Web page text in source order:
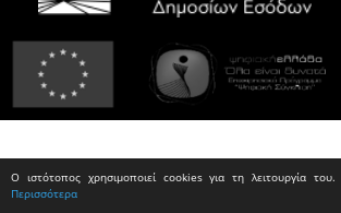
Ο ιστότοπος χρησιμοποιεί cookies για τη λειτουργία του.
Περισσότερα